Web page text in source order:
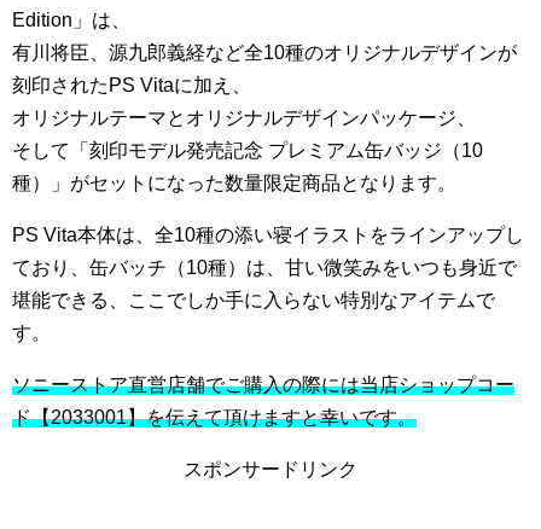
Edition 」は、
有川将臣、源九郎義経など全10種のオリジナルデザインが
刻印されたPS Vitaに加え、
オリジナルテーマとオリジナルデザインパッケージ、
そして「刻印モデル発売記念 プレミアム缶バッジ（10
種）」がセットになった数量限定商品となります。
PS Vita本体は、全10種の添い寝イラストをラインアップし
ており、缶バッチ（10種）は、甘い微笑みをいつも身近で
堪能できる、ここでしか手に入らない特別なアイテムで
す。
ソニーストア直営店舗でご購入の際には当店ショップコー
ド【2033001】を伝えて頂けますと幸いです。
スポンサードリンク